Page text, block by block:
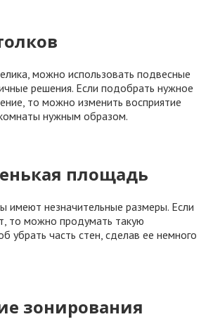
можно использовать подвесные
решения. Если подобрать нужное
то можно изменить восприятие
нужным образом.
площадь
имеют незначительные размеры. Если
то можно продумать такую
убрать часть стен, сделав ее немного
зонирования